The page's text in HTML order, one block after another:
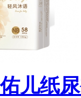
儿纸